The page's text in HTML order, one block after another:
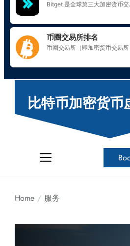
比特币加密货币
Home 服务